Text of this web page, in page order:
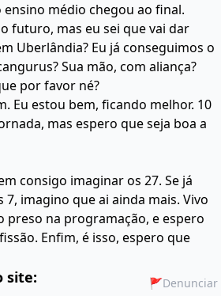
ensino médio chegou ao final.
futuro, mas eu sei que vai dar
Uberlândia? Eu já conseguimos o
Sua mão, com aliança?
por favor né?
Eu estou bem, ficando melhor. 10
mas espero que seja boa a
consigo imaginar os 27. Se já
imagino que ai ainda mais. Vivo
preso na programação, e espero
Enfim, é isso, espero que
site: 🚩Denunciar